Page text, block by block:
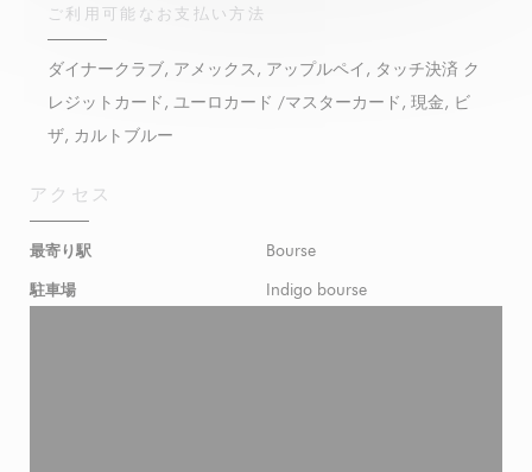
ご利用可能なお支払い方法
ダイナークラブ, アメックス, アップルペイ, タッチ決済 ク
レジットカード, ユーロカード /マスターカード, 現金, ビ
ザ, カルトブルー
アクセス
最寄り駅 Bourse
駐車場 Indigo bourse